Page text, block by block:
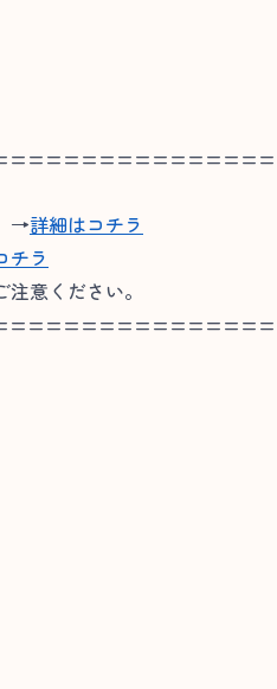
→詳細はコチラ
チラ
意ください。